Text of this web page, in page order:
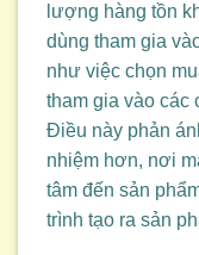
lượng hàng tồn
dùng tham gia
như việc chọn
tham gia vào các
Điều này phản
nhiệm hơn, nơi
tâm đến sản
trình tạo ra sản